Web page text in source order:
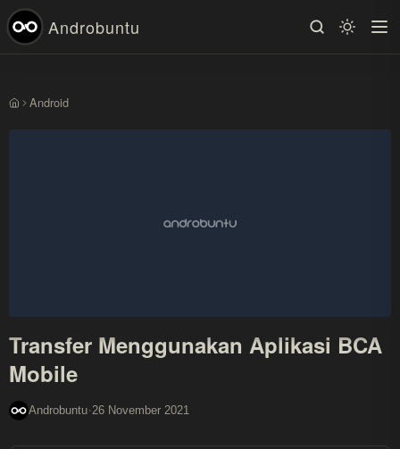
Androbuntu
BerandaAndroid
Transfer Menggunakan Aplikasi BCA
Mobile
Androbuntu·26 November 2021